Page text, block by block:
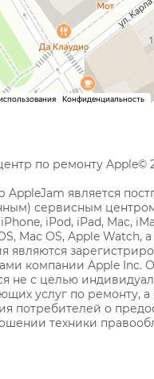
по ремонту Apple©
является
сервисным
iPod, iPad, Mac,
Mac OS, Apple Watch,
являются
компании Apple Inc.
не с целью
услуг по ремонту,
потребителей о
техники